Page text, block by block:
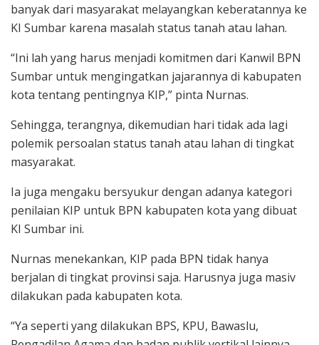
banyak dari masyarakat melayangkan keberatannya ke
KI Sumbar karena masalah status tanah atau lahan.
“Ini lah yang harus menjadi komitmen dari Kanwil BPN
Sumbar untuk mengingatkan jajarannya di kabupaten
kota tentang pentingnya KIP,” pinta Nurnas.
Sehingga, terangnya, dikemudian hari tidak ada lagi
polemik persoalan status tanah atau lahan di tingkat
masyarakat.
Ia juga mengaku bersyukur dengan adanya kategori
penilaian KIP untuk BPN kabupaten kota yang dibuat
KI Sumbar ini.
Nurnas menekankan, KIP pada BPN tidak hanya
berjalan di tingkat provinsi saja. Harusnya juga masiv
dilakukan pada kabupaten kota.
“Ya seperti yang dilakukan BPS, KPU, Bawaslu,